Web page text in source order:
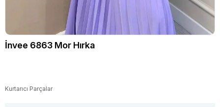
İnvee 6863 Mor Hırka
Kurtarıcı Parçalar